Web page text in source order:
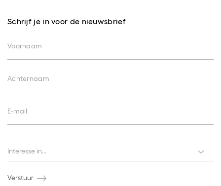
Schrijf je in voor de nieuwsbrief
Voornaam
Achternaam
E-mail
Interesse in...
Verstuur